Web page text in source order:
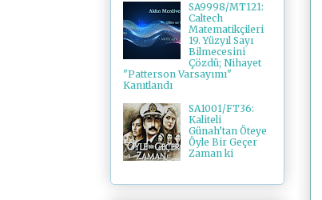
SA9998/MT121:
Caltech
Matematikçileri
19. Yüzyıl Sayı
Bilmecesini
Çözdü; Nihayet
"Patterson Varsayımı"
Kanıtlandı
SA1001/FT36:
Kaliteli
Günah’tan Öteye
Öyle Bir Geçer
Zaman ki